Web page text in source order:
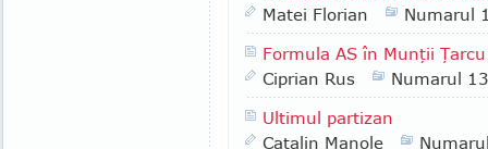
Matei Florian
Numarul
Formula AS în Munţii
Ciprian Rus
Numarul
Ultimul partizan
Catalin Manole